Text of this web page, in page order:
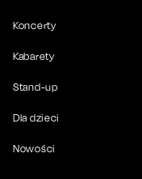
Koncerty
Kabarety
Stand-up
Dla dzieci
Nowości